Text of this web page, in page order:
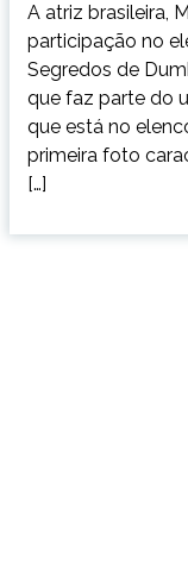
A atriz brasileira,
participação no
Segredos de
que faz parte do
que está no
primeira foto
[…]